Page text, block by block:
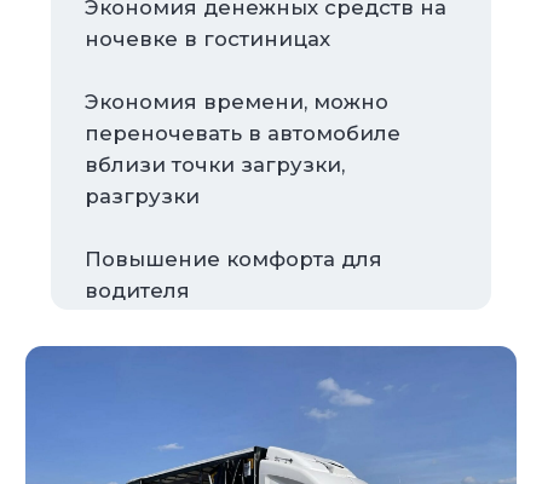
Евроштора увеличивает
мобильность и повышает
удобство при загрузке/
разгрузке
Рефрижератор позволяет
продукцию и прочий